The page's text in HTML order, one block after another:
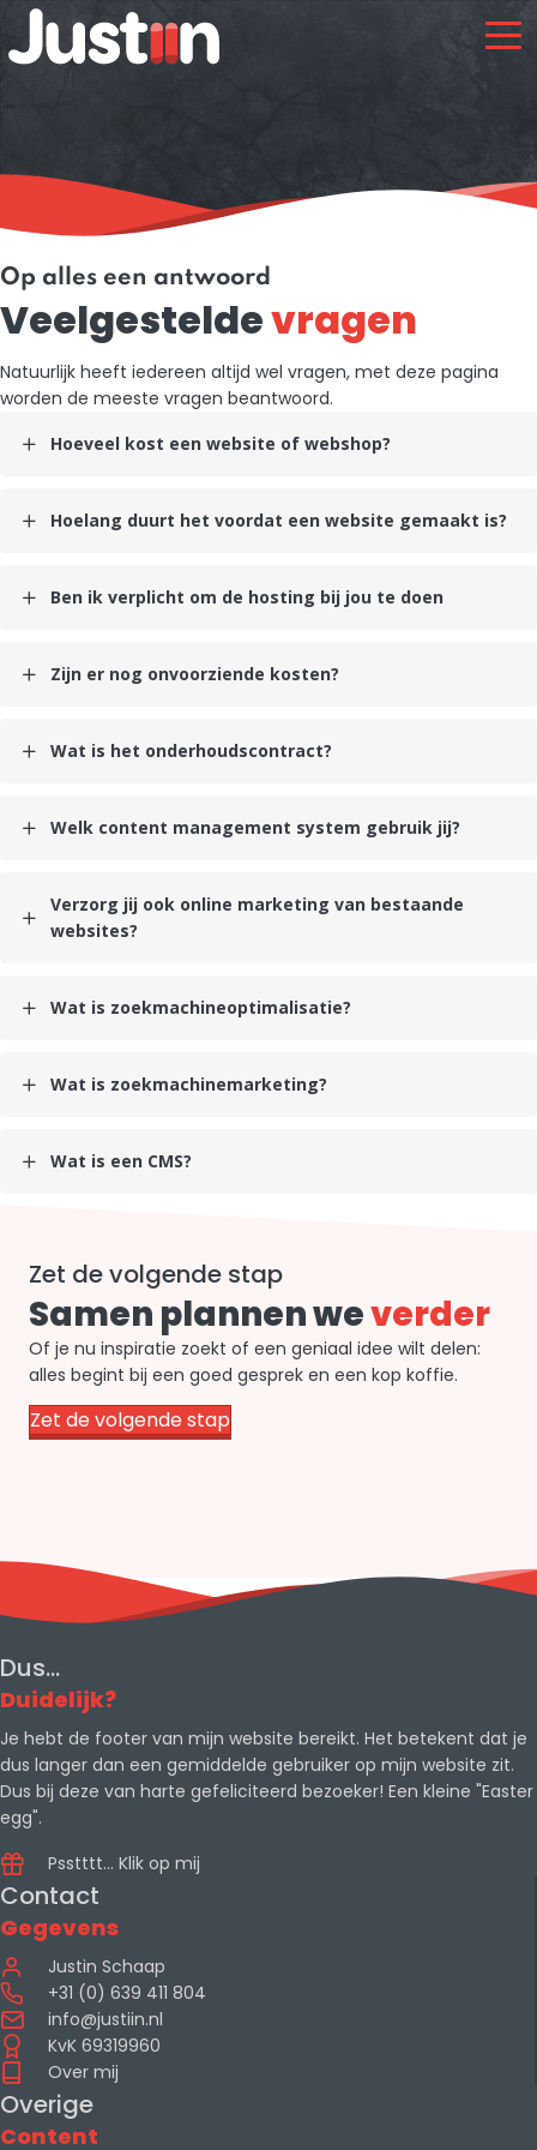
Op alles een antwoord
Veelgesteldevragen
Natuurlijk heeft iedereen altijd wel vragen, met deze pagina
worden de meeste vragen beantwoord.
Hoeveel kost een website of webshop?
Hoelang duurt het voordat een website gemaakt is?
Ben ik verplicht om de hosting bij jou te doen
Zijn er nog onvoorziende kosten?
Wat is het onderhoudscontract?
Welk content management system gebruik jij?
Verzorg jij ook online marketing van bestaande
websites?
Wat is zoekmachineoptimalisatie?
Wat is zoekmachinemarketing?
Wat is een CMS?
Zet de volgende stap
Samen plannen weverder
Of je nu inspiratie zoekt of een geniaal idee wilt delen:
alles begint bij een goed gesprek en een kop koffie.
Zet de volgende stap
Dus...
Duidelijk?
Je hebt de footer van mijn website bereikt. Het betekent dat je
dus langer dan een gemiddelde gebruiker op mijn website zit.
Dus bij deze van harte gefeliciteerd bezoeker! Een kleine "Easter
egg".
Psstttt... Klik op mij
Contact
Gegevens
Justin Schaap
+31 (0) 639 411 804
info@justiin.nl
KvK 69319960
Over mij
Overige
Content